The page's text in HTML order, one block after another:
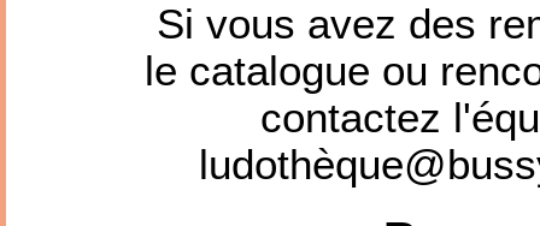
Si vous avez des
le catalogue ou
contactez